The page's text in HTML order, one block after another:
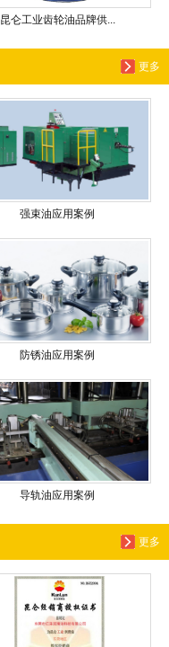
昆仑工业齿轮油品牌供...
更多
强束油应用案例
防锈油应用案例
导轨油应用案例
更多